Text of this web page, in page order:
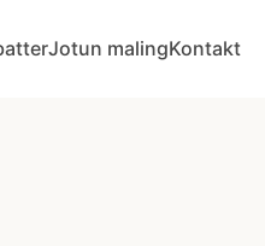
Jotun malingKontakt